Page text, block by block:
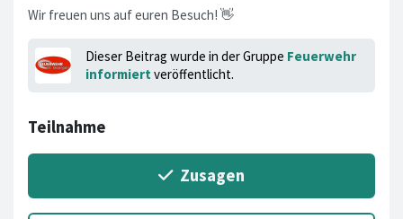
​Wir freuen uns auf euren Besuch! 👋
Dieser Beitrag wurde in der Gruppe Feuerwehr
informiert veröffentlicht.